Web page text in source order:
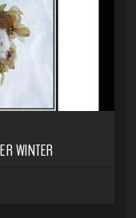
WINTER